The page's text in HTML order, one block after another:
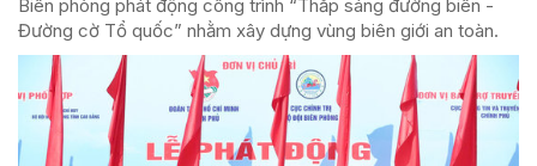
Biên phòng phát động công trình “Thắp sáng đường biên -
Đường cờ Tổ quốc” nhằm xây dựng vùng biên giới an toàn.